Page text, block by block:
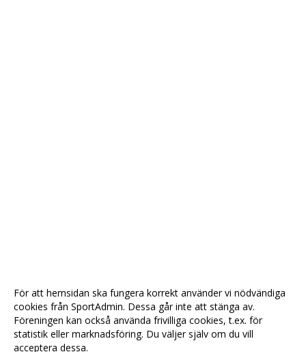
För att hemsidan ska fungera korrekt använder vi nödvändiga
cookies från SportAdmin. Dessa går inte att stänga av.
Föreningen kan också använda frivilliga cookies, t.ex. för
statistik eller marknadsföring. Du väljer själv om du vill
acceptera dessa.